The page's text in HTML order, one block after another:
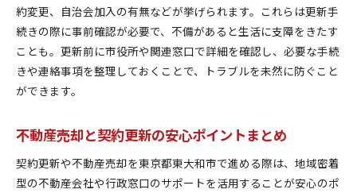
約変更、自治会加入の有無などが挙げられます。これらは更新手
続きの際に事前確認が必要で、不備があると生活に支障をきたす
ことも。更新前に市役所や関連窓口で詳細を確認し、必要な手続
きや連絡事項を整理しておくことで、トラブルを未然に防ぐこと
ができます。
不動産売却と契約更新の安心ポイントまとめ
契約更新や不動産売却を東京都東大和市で進める際は、地域密着
型の不動産会社や行政窓口のサポートを活用することが安心のポ